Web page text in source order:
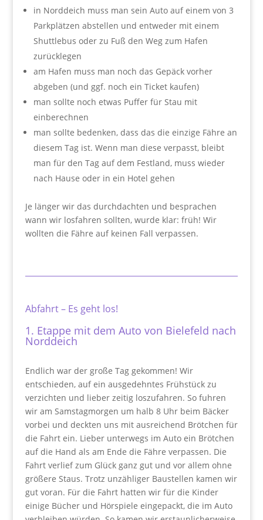
in Norddeich muss man sein Auto auf einem von 3
Parkplätzen abstellen und entweder mit einem
Shuttlebus oder zu Fuß den Weg zum Hafen
zurücklegen
am Hafen muss man noch das Gepäck vorher
abgeben (und ggf. noch ein Ticket kaufen)
man sollte noch etwas Puffer für Stau mit
einberechnen
man sollte bedenken, dass das die einzige Fähre an
diesem Tag ist. Wenn man diese verpasst, bleibt
man für den Tag auf dem Festland, muss wieder
nach Hause oder in ein Hotel gehen
Je länger wir das durchdachten und besprachen
wann wir losfahren sollten, wurde klar: früh! Wir
wollten die Fähre auf keinen Fall verpassen.
Abfahrt – Es geht los!
1. Etappe mit dem Auto von Bielefeld nach
Norddeich
Endlich war der große Tag gekommen! Wir
entschieden, auf ein ausgedehntes Frühstück zu
verzichten und lieber zeitig loszufahren. So fuhren
wir am Samstagmorgen um halb 8 Uhr beim Bäcker
vorbei und deckten uns mit ausreichend Brötchen für
die Fahrt ein. Lieber unterwegs im Auto ein Brötchen
auf die Hand als am Ende die Fähre verpassen. Die
Fahrt verlief zum Glück ganz gut und vor allem ohne
größere Staus. Trotz unzähliger Baustellen kamen wir
gut voran. Für die Fahrt hatten wir für die Kinder
einige Bücher und Hörspiele eingepackt, die im Auto